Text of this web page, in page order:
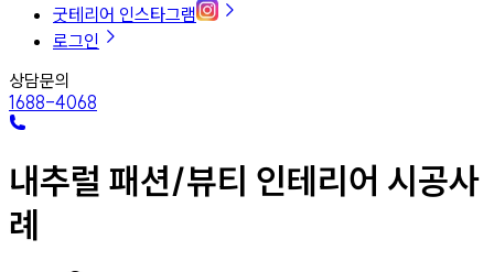
굿테리어 인스타그램
로그인
상담문의
1688-4068
내추럴 패션/뷰티 인테리어 시공사
례